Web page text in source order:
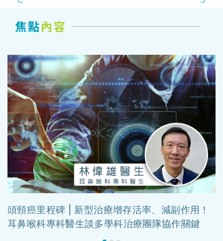
頭頸癌里程碑 | 新型治療增存活率、減副作用！
耳鼻喉科專科醫生談多學科治療團隊協作關鍵